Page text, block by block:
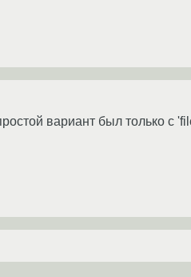
вариант был только с